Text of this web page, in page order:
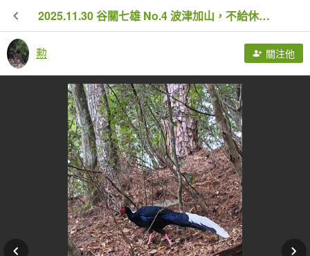
2025.11.30 谷關七雄 No.4 波津加山，不給休的蜂
勲 關注他